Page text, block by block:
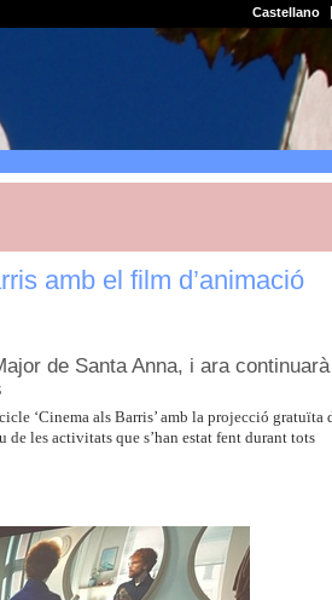
Castellano
amb el film d’animació
de Santa Anna, i ara
‘Cinema als Barris’ amb la projecció gratuïta
de les activitats que s’han estat fent durant tots